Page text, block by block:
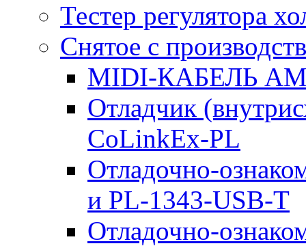
Тестер регулятора
Снятое с
MIDI-КАБЕЛЬ
Отладчик
CoLinkEx-PL
Отладочно-
и PL-1343-USB-T
Отладочно-